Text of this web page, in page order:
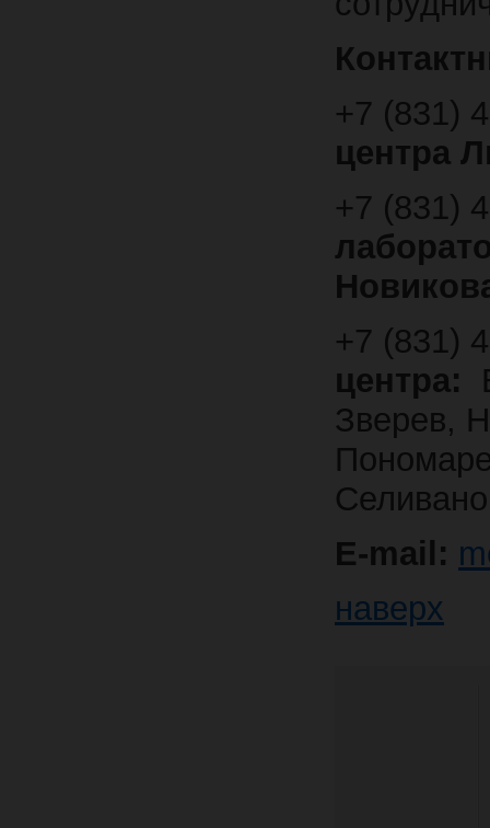
+7 (831)
центра
+7 (831)
+7 (831)
центра:
Зверев,
E-mail:
наверх